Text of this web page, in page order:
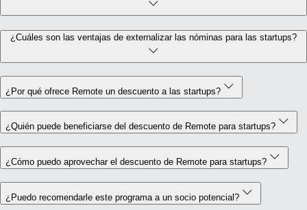
¿Cuáles son las ventajas de externalizar las nóminas para las startups?
¿Por qué ofrece Remote un descuento a las startups?
¿Quién puede beneficiarse del descuento de Remote para startups?
¿Cómo puedo aprovechar el descuento de Remote para startups?
¿Puedo recomendarle este programa a un socio potencial?